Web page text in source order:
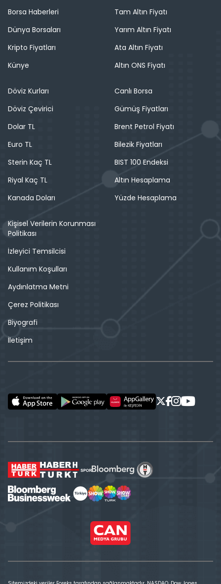
Borsa Haberleri
Dünya Borsaları
Kripto Fiyatları
Künye
Tam Altın Fiyatı
Yarım Altın Fiyatı
Ata Altın Fiyatı
Altın ONS Fiyatı
Döviz Kurları
Döviz Çevirici
Dolar TL
Euro TL
Sterin Kaç TL
Riyal Kaç TL
Kanada Doları
Canlı Borsa
Gümüş Fiyatları
Brent Petrol Fiyatı
Bilezik Fiyatları
BIST 100 Endeksi
Altın Hesaplama
Yüzde Hesaplama
Kişisel Verilerin Korunması
Politikası
İzleyici Temsilcisi
Kullanım Koşulları
Aydınlatma Metni
Çerez Politikası
Biyografi
İletişim